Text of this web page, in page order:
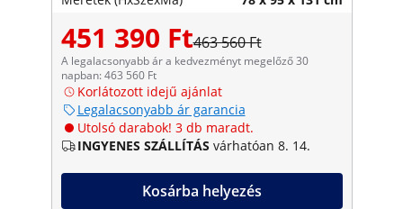
451 390 Ft463 560 Ft
A legalacsonyabb ár a kedvezményt megelőző 30
napban: 463 560 Ft
Korlátozott idejű ajánlat
Legalacsonyabb ár garancia
Utolsó darabok! 3 db maradt.
INGYENES SZÁLLÍTÁS várhatóan 8. 14.
Kosárba helyezés